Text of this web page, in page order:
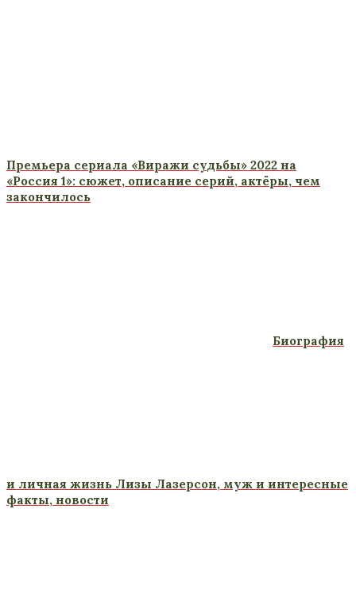
Премьера сериала «Виражи судьбы» 2022 на
«Россия 1»: сюжет, описание серий, актёры, чем
закончилось
Биография
и личная жизнь Лизы Лазерсон, муж и интересные
факты, новости